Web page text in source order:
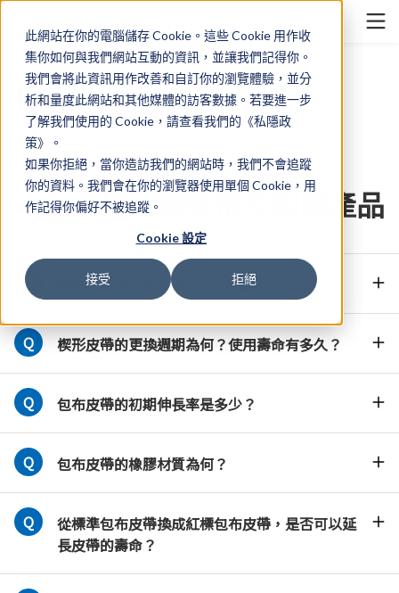
此網站在你的電腦儲存 Cookie。這些 Cookie 用作收
集你如何與我們網站互動的資訊，並讓我們記得你。
我們會將此資訊用作改善和自訂你的瀏覽體驗，並分
析和量度此網站和其他媒體的訪客數據。若要進一步
了解我們使用的 Cookie，請查看我們的《私隱政
策》。
如果你拒絕，當你造訪我們的網站時，我們不會追蹤
你的資料。我們會在你的瀏覽器使用單個 Cookie，用
作記得你偏好不被追蹤。
Cookie 設定
接受 拒絕
FAQ
一般產業用傳動帶及相關產品
楔形皮帶是否符合 RoHS2 規範？
楔形皮帶的更換週期為何？使用壽命有多久？
包布皮帶的初期伸長率是多少？
包布皮帶的橡膠材質為何？
從標準包布皮帶換成紅標包布皮帶，是否可以延
長皮帶的壽命？